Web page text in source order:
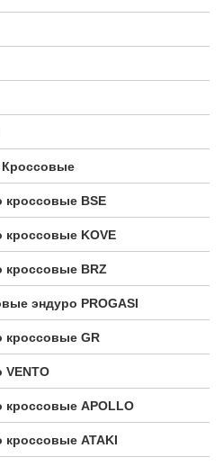
BSE
KOVE
кроссовые BRZ
эндуро PROGASI
кроссовые GR
APOLLO
ATAKI